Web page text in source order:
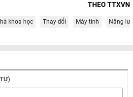
THEO TTXVN
khoa học Thay đổi Máy tính Năng